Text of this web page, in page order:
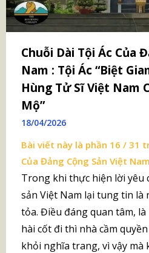
Chuỗi Dài Tội Ác Của
Nam : Tội Ác “Biệt
Hùng Tử Sĩ Việt Nam
Mộ”
18/04/2026
Bài viết này là phần 16 / 31
Của Đảng Cộng Sản Việt
Trong khi thực hiện lời yêu
sản Việt Nam lại tung tin là
tỏa. Điều đáng quan tâm,
hài cốt đi thì nhà cầm
khỏi nghĩa trang, vì vậy mà